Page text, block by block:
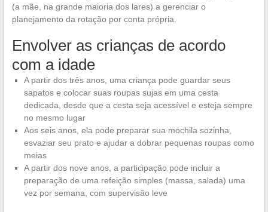
(a mãe, na grande maioria dos lares) a gerenciar o
planejamento da rotação por conta própria.
Envolver as crianças de acordo
com a idade
A partir dos três anos, uma criança pode guardar seus
sapatos e colocar suas roupas sujas em uma cesta
dedicada, desde que a cesta seja acessível e esteja sempre
no mesmo lugar
Aos seis anos, ela pode preparar sua mochila sozinha,
esvaziar seu prato e ajudar a dobrar pequenas roupas como
meias
A partir dos nove anos, a participação pode incluir a
preparação de uma refeição simples (massa, salada) uma
vez por semana, com supervisão leve